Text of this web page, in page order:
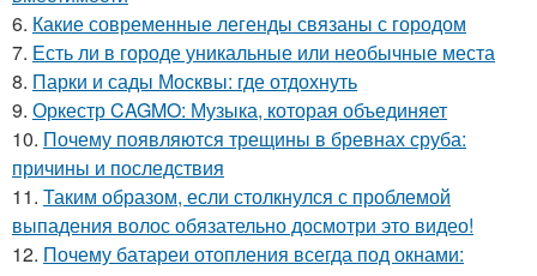
6. Какие современные легенды связаны с городом
7. Есть ли в городе уникальные или необычные места
8. Парки и сады Москвы: где отдохнуть
9. Оркестр CAGMO: Музыка, которая объединяет
10. Почему появляются трещины в бревнах сруба:
причины и последствия
11. Таким образом, если столкнулся с проблемой
выпадения волос обязательно досмотри это видео!
12. Почему батареи отопления всегда под окнами: